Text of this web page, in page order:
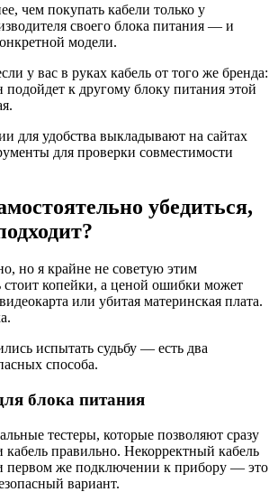
чем покупать кабели только у
своего блока питания — и
модели.
у вас в руках кабель от того же бренда:
подойдет к другому блоку питания этой
для удобства выкладывают на сайтах
для проверки совместимости
убедиться,
но я крайне не советую этим
стоит копейки, а ценой ошибки может
или убитая материнская плата.
испытать судьбу — есть два
способа.
блока питания
тестеры, которые позволяют сразу
кабель правильно. Некорректный кабель
первом же подключении к прибору — это
вариант.